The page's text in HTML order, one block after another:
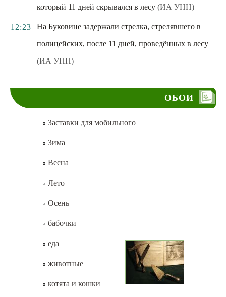
который 11 дней скрывался в лесу (ИА УНН)
12:23
На Буковине задержали стрелка, стрелявшего в
полицейских, после 11 дней, проведённых в лесу
(ИА УНН)
ОБОИ
Заставки для мобильного
Зима
Весна
Лето
Осень
бабочки
еда
животные
котята и кошки